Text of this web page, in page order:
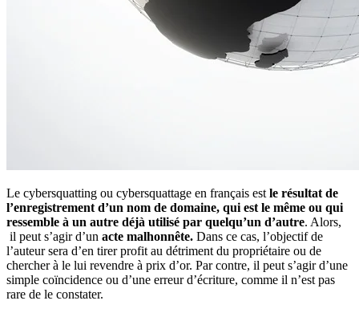
Le cybersquatting ou cybersquattage en français est le résultat de
l’enregistrement d’un nom de domaine, qui est le même ou qui
ressemble à un autre déjà utilisé par quelqu’un d’autre. Alors,
il peut s’agir d’un acte malhonnête. Dans ce cas, l’objectif de
l’auteur sera d’en tirer profit au détriment du propriétaire ou de
chercher à le lui revendre à prix d’or. Par contre, il peut s’agir d’une
simple coïncidence ou d’une erreur d’écriture, comme il n’est pas
rare de le constater.